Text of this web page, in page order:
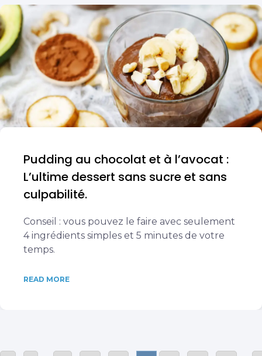
Pudding au chocolat et à l’avocat :
L’ultime dessert sans sucre et sans
culpabilité.
Conseil : vous pouvez le faire avec seulement
4 ingrédients simples et 5 minutes de votre
temps.
READ MORE